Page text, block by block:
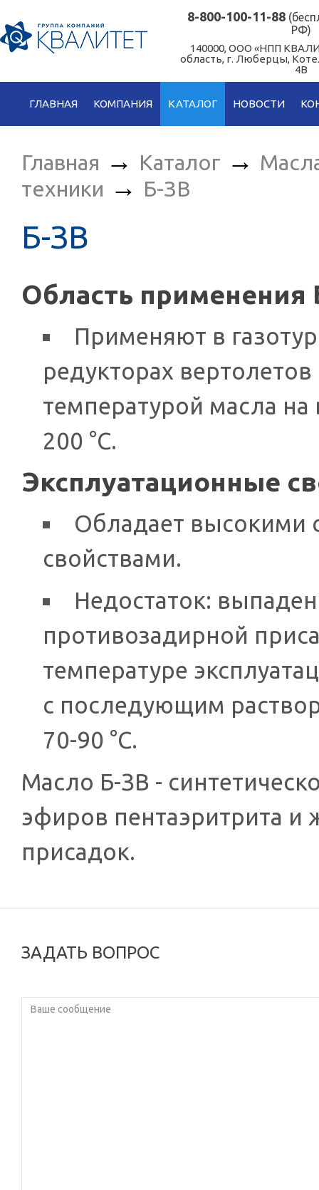
8-800-100-11-88
РФ)
140000, ООО «НПП
область, г. Люберцы,
4В
ГЛАВНАЯ КОМПАНИЯ КАТАЛОГ НОВОСТИ
Главная → Каталог →
техники → Б-ЗВ
Б-ЗВ
Область применения
Применяют в
редукторах
температурой масла
200 °С.
Эксплуатационные
Обладает
свойствами.
Недостаток:
противозадирной
температуре
с последующим
70-90 °С.
Масло Б-ЗВ -
эфиров пентаэритрита и
присадок.
ЗАДАТЬ ВОПРОС